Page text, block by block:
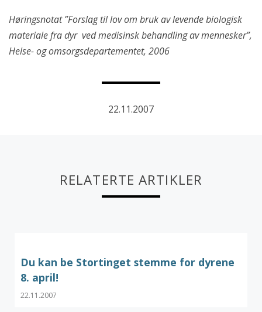
Høringsnotat ”Forslag til lov om bruk av levende biologisk
materiale fra dyr ved medisinsk behandling av mennesker”,
Helse- og omsorgsdepartementet, 2006
22.11.2007
RELATERTE ARTIKLER
Du kan be Stortinget stemme for dyrene
8. april!
22.11.2007